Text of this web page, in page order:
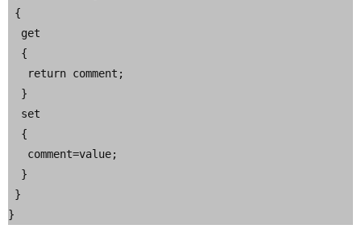
{
  get
  {
   return comment;
  }
  set
  {
   comment=value;
  }
}